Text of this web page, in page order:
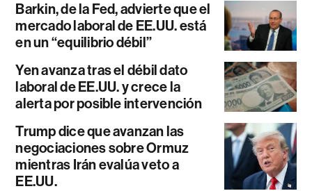
Barkin, de la Fed, advierte que el
mercado laboral de EE.UU. está
en un “equilibrio débil”
Yen avanza tras el débil dato
laboral de EE.UU. y crece la
alerta por posible intervención
Trump dice que avanzan las
negociaciones sobre Ormuz
mientras Irán evalúa veto a
EE.UU.